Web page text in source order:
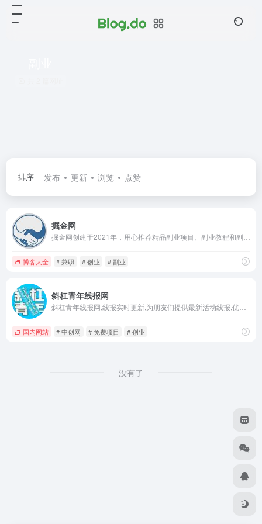
排序 发布 更新 浏览 点赞
掘金网
博客大全 # 兼职 # 创业 # 副业
斜杠青年线报网
国内网站 # 中创网 # 免费项目 # 创业
没有了